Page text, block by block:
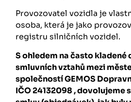
Provozovatel vozidla je
osoba, která je jako
registru silničních vozidel.
S ohledem na často kladené
smluvních vztahů mezi
společností GEMOS
IČO 24132098 , dovolujeme